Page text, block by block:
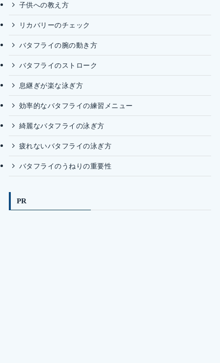
子供への教え方
リカバリーのチェック
バタフライの腕の動き方
バタフライのストローク
息継ぎが楽な泳ぎ方
効率的なバタフライの練習メニュー
綺麗なバタフライの泳ぎ方
疲れないバタフライの泳ぎ方
バタフライのうねりの重要性
PR